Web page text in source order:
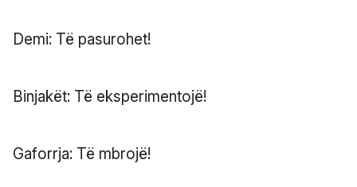
Demi: Të pasurohet!
Binjakët: Të eksperimentojë!
Gaforrja: Të mbrojë!